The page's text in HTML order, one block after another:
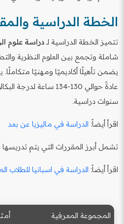
الخطة الدراسية
تتميز الخطة الدراسية لـدراسة علوم
شاملة وتجمع بين العلوم النظرية
يضمن تأهيلًا أكاديميًا ومهنيًا
عادةً حوالي 130-134 ساعة
سنوات دراسية.
اقرأ أيضاً: الدراسة في ماليزيا عن بعد
تشمل أبرز المقررات التي يتم
اقرأ أيضاً: الدراسة في اسبانيا للطلاب
المجموعة المعرفية